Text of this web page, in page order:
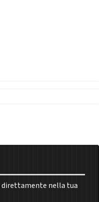
direttamente nella tua